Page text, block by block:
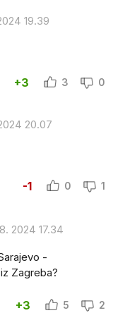
19.39
+3 3 0
20.07
-1 0 1
2024 17.34
-
Zagreba?
+3 5 2